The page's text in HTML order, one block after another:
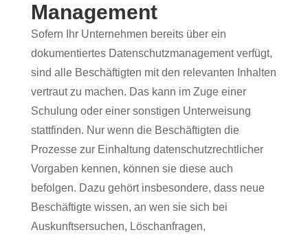
Management
Sofern Ihr Unternehmen bereits über ein
dokumentiertes Datenschutzmanagement verfügt,
sind alle Beschäftigten mit den relevanten Inhalten
vertraut zu machen. Das kann im Zuge einer
Schulung oder einer sonstigen Unterweisung
stattfinden. Nur wenn die Beschäftigten die
Prozesse zur Einhaltung datenschutzrechtlicher
Vorgaben kennen, können sie diese auch
befolgen. Dazu gehört insbesondere, dass neue
Beschäftigte wissen, an wen sie sich bei
Auskunftsersuchen, Löschanfragen,